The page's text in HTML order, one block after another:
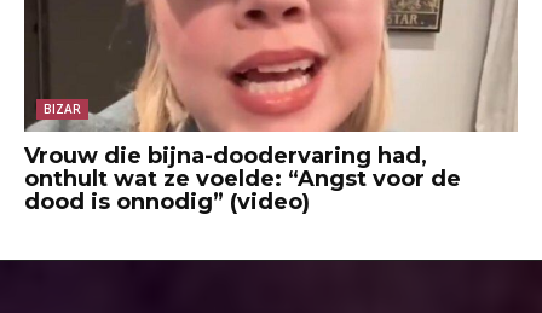
BIZAR
Vrouw die bijna-doodervaring had,
onthult wat ze voelde: “Angst voor de
dood is onnodig” (video)